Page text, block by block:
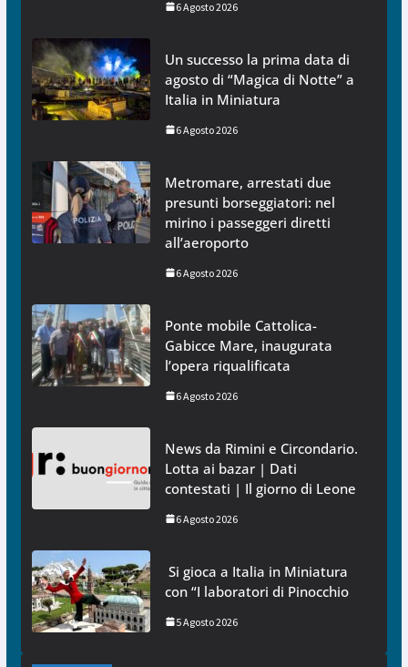
6 Agosto 2026
Un successo la prima data di
agosto di “Magica di Notte” a
Italia in Miniatura
6 Agosto 2026
Metromare, arrestati due
presunti borseggiatori: nel
mirino i passeggeri diretti
all’aeroporto
6 Agosto 2026
Ponte mobile Cattolica-
Gabicce Mare, inaugurata
l’opera riqualificata
6 Agosto 2026
News da Rimini e Circondario.
Lotta ai bazar | Dati
contestati | Il giorno di Leone
6 Agosto 2026
Si gioca a Italia in Miniatura
con “I laboratori di Pinocchio
5 Agosto 2026